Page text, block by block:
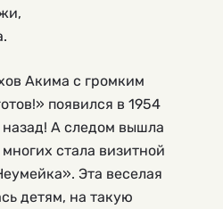
Акима с громким
появился в 1954
назад! А следом вышла
стала визитной
Эта веселая
детям, на такую